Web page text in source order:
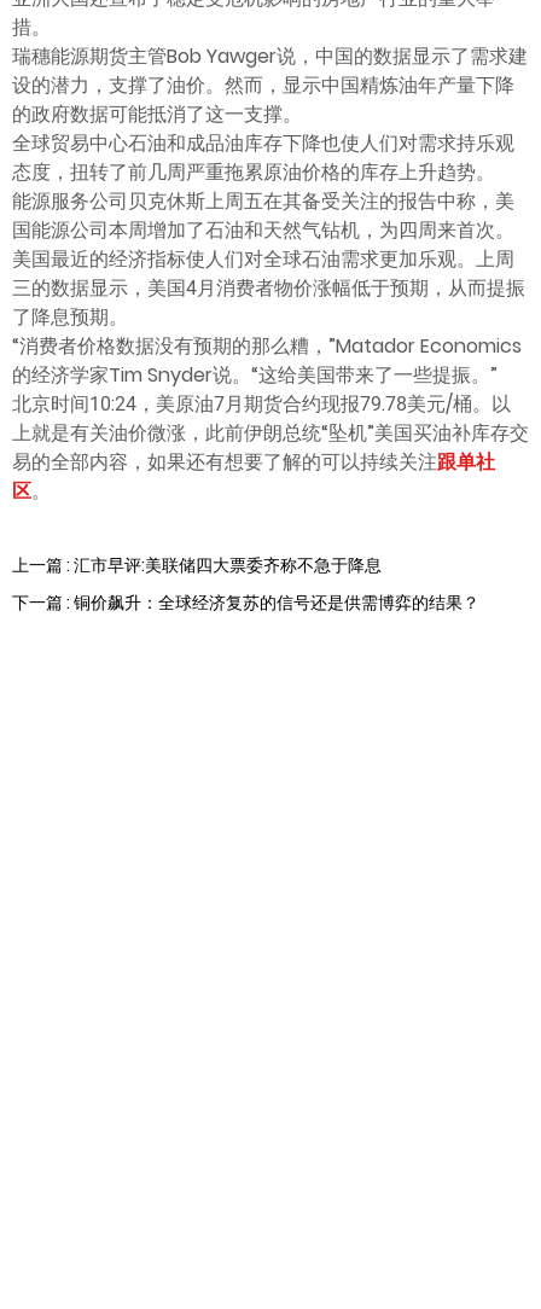
措。
瑞穗能源期货主管Bob Yawger说，中国的数据显示了需求建
设的潜力，支撑了油价。然而，显示中国精炼油年产量下降
的政府数据可能抵消了这一支撑。
全球贸易中心石油和成品油库存下降也使人们对需求持乐观
态度，扭转了前几周严重拖累原油价格的库存上升趋势。
能源服务公司贝克休斯上周五在其备受关注的报告中称，美
国能源公司本周增加了石油和天然气钻机，为四周来首次。
美国最近的经济指标使人们对全球石油需求更加乐观。上周
三的数据显示，美国4月消费者物价涨幅低于预期，从而提振
了降息预期。
“消费者价格数据没有预期的那么糟，”Matador Economics
的经济学家Tim Snyder说。“这给美国带来了一些提振。”
北京时间10:24，美原油7月期货合约现报79.78美元/桶。以
上就是有关油价微涨，此前伊朗总统“坠机”美国买油补库存交
易的全部内容，如果还有想要了解的可以持续关注跟单社
区。
上一篇 : 汇市早评:美联储四大票委齐称不急于降息
下一篇 : 铜价飙升：全球经济复苏的信号还是供需博弈的结果？